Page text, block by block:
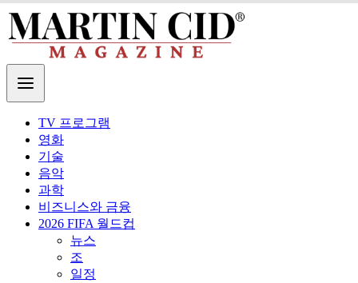
TV 프로그램
영화
기술
음악
과학
비즈니스와 금융
2026 FIFA 월드컵
뉴스
조
일정